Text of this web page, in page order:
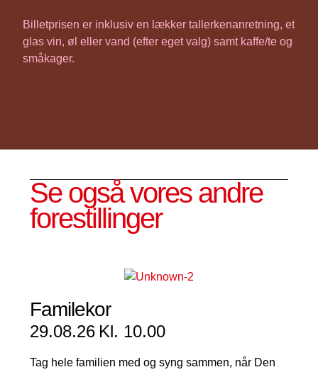
Billetprisen er inklusiv en lækker tallerkenanretning, et
glas vin, øl eller vand (efter eget valg) samt kaffe/te og
småkager.
Se også vores andre
forestillinger
Familekor
29.08.26 Kl. 10.00
Tag hele familien med og syng sammen, når Den